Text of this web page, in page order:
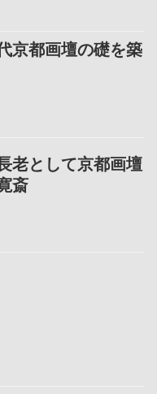
京都画壇の礎を築
老として京都画壇
斎